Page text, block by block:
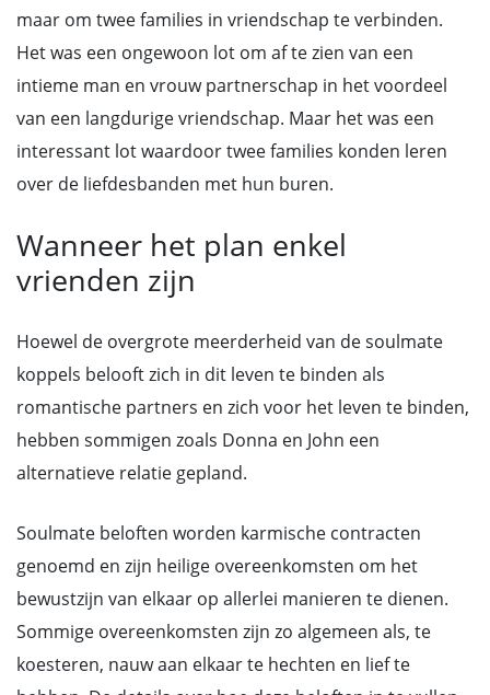
maar om twee families in vriendschap te verbinden.
Het was een ongewoon lot om af te zien van een
intieme man en vrouw partnerschap in het voordeel
van een langdurige vriendschap. Maar het was een
interessant lot waardoor twee families konden leren
over de liefdesbanden met hun buren.
Wanneer het plan enkel
vrienden zijn
Hoewel de overgrote meerderheid van de soulmate
koppels belooft zich in dit leven te binden als
romantische partners en zich voor het leven te binden,
hebben sommigen zoals Donna en John een
alternatieve relatie gepland.
Soulmate beloften worden karmische contracten
genoemd en zijn heilige overeenkomsten om het
bewustzijn van elkaar op allerlei manieren te dienen.
Sommige overeenkomsten zijn zo algemeen als, te
koesteren, nauw aan elkaar te hechten en lief te